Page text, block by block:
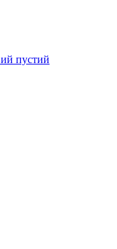
пустий